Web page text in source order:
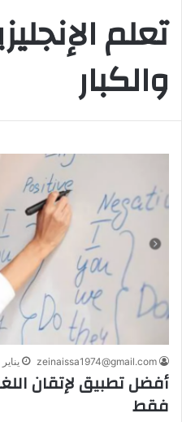
تعلم
والكبار
zeinaissa1974@gmail.com يناير 27, 2026
فقط